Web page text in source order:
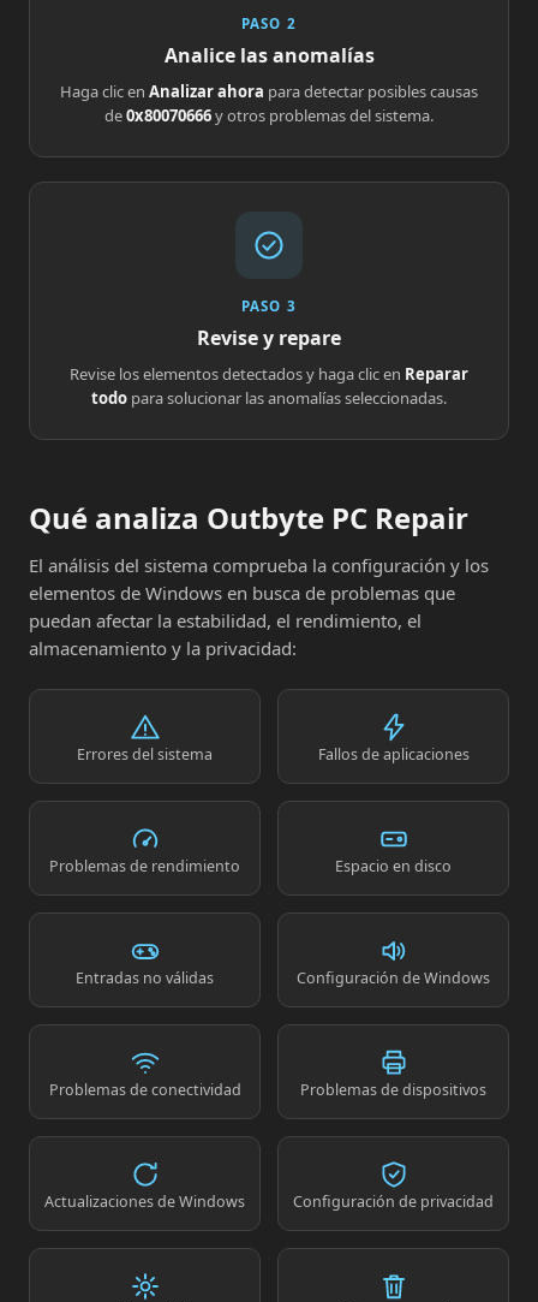
PASO 2
Analice las anomalías
Haga clic en Analizar ahora para detectar posibles causas
de0x80070666y otros problemas del sistema.
PASO 3
Revise y repare
Revise los elementos detectados y haga clic en Reparar
todo para solucionar las anomalías seleccionadas.
Qué analiza Outbyte PC Repair
El análisis del sistema comprueba la configuración y los
elementos de Windows en busca de problemas que
puedan afectar la estabilidad, el rendimiento, el
almacenamiento y la privacidad:
Errores del sistema Fallos de aplicaciones
Problemas de rendimiento Espacio en disco
Entradas no válidas Configuración de Windows
Problemas de conectividad Problemas de dispositivos
Actualizaciones de Windows Configuración de privacidad